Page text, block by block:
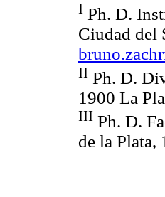
I Ph. D.
Ciudad del
II Ph. D.
1900 La
III Ph. D.
de la Plata,